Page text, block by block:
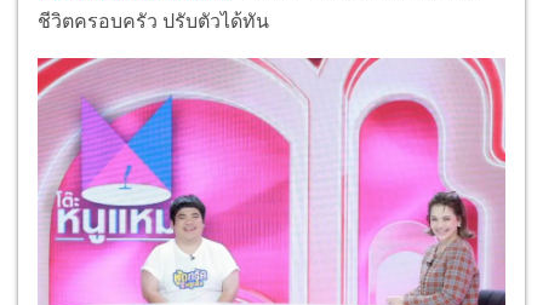
ชีวิตครอบครัว ปรับตัวได้ทัน